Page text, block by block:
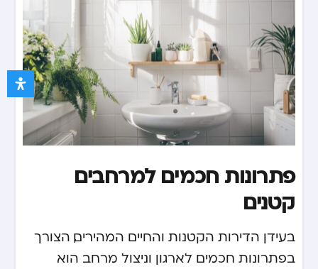
פתרונות חכמים למרחבים
קטנים
בעידן הדירות הקטנות והחיים המהירים, הצורך
בפתרונות חכמים לארגון וניצול מרחב הוא